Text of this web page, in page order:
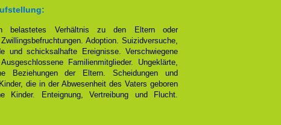
belastetes Verhältnis zu den Eltern oder
Adoption. Suizidversuche,
und schicksalhafte Ereignisse. Verschwiegene
Familienmitglieder. Ungeklärte,
Beziehungen der Eltern. Scheidungen und
die in der Abwesenheit des Vaters geboren
Kinder. Enteignung, Vertreibung und Flucht.